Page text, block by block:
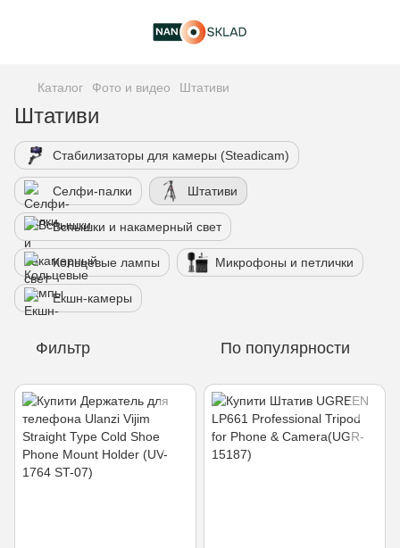
Каталог Фото и видео Штативи
Штативи
Стабилизаторы для камеры (Steadicam)
Селфи-палки Штативи
Вспышки и накамерный свет
Кольцевые лампы Микрофоны и петлички
Екшн-камеры
Фильтр По популярности